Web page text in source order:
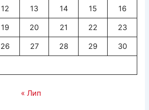
12 13 14 15 16
19 20 21 22 23
26 27 28 29 30
« Лип